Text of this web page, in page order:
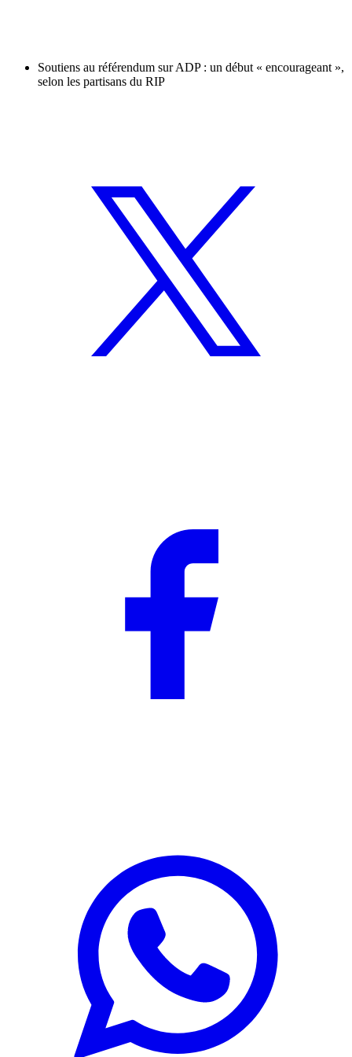
Soutiens au référendum sur ADP : un début « encourageant »,
selon les partisans du RIP